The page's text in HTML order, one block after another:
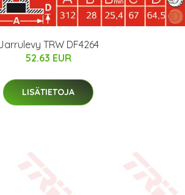
TRW DF4264
52.63 EUR
LISÄTIETOJA